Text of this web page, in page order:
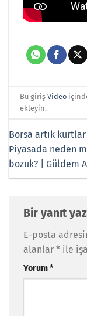
Bu girişVideo
ekleyin.
Borsa artık kurtlar
Piyasada neden
bozuk? | Güldem
Bir yanıt
E-posta
alanlar * ile
Yorum*